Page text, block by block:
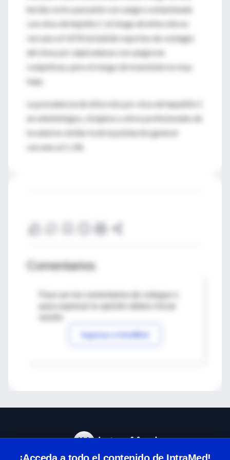
herida corto-punzante con sangre contaminada
con virus de heptitis C el riesgo de infección es
cercano al 1.8 % ha habido reportes de contagio
del virus por salpicaduras con sangre en
conjuntivas, pero el riesgo de trasmisión es muy
bajo.
La prevalencia de infección por virus de hepatitis C
en odontólogos, cirujanos y otros profesionales de
la salud es similar la de la población general
cercano al 1-2%.
Comentarios
Para ver los comentarios de colegas o
Ingresar a IntraMed